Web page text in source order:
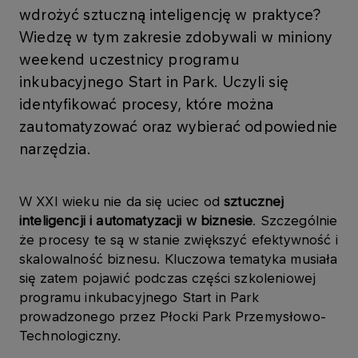
wdrożyć sztuczną inteligencję w praktyce?
Wiedzę w tym zakresie zdobywali w miniony
weekend uczestnicy programu
inkubacyjnego Start in Park. Uczyli się
identyfikować procesy, które można
zautomatyzować oraz wybierać odpowiednie
narzędzia.
W XXI wieku nie da się uciec odsztucznej
inteligencji i automatyzacji w biznesie. Szczególnie
że procesy te są w stanie zwiększyć efektywność i
skalowalność biznesu. Kluczowa tematyka musiała
się zatem pojawić podczas części szkoleniowej
programu inkubacyjnego Start in Park
prowadzonego przez Płocki Park Przemysłowo-
Technologiczny.